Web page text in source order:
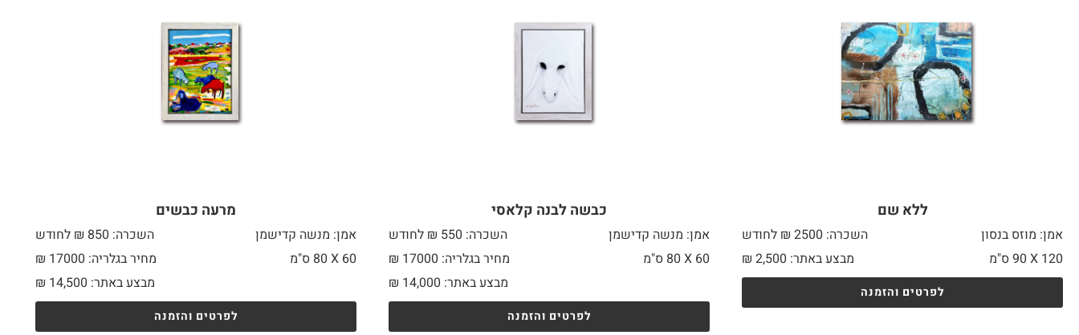
ללא שם
אמן: מוזס בנסון
השכרה: 2500 ₪ לחודש
120 X
מבצע באתר: ₪ 2,500
לפרטים והזמנה
כבשה לבנה קלאסי
אמן: מנשה קדישמן
השכרה: 550 ₪ לחודש
60 X
מחיר בגלריה: 17000 ₪
מבצע באתר:
₪ 14,000
לפרטים והזמנה
מרעה כבשים
אמן: מנשה קדישמן
השכרה: 850 ₪ לחודש
60 X
מחיר בגלריה: 17000 ₪
מבצע באתר:
₪ 14,500
לפרטים והזמנה